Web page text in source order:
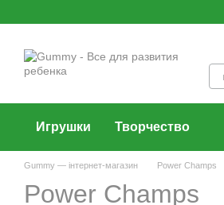
Игрушки Творчество
Gummy — інтернет-магазин Power Champs
Power Champs